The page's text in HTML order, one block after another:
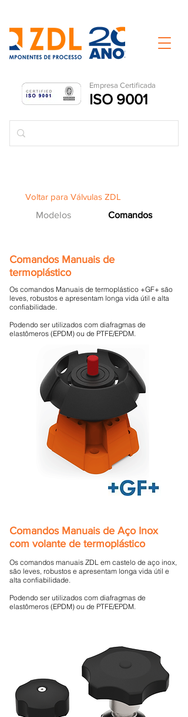
Empresa Certificada
ISO 9001
Voltar para Válvulas ZDL
Modelos
Comandos
Comandos Manuais de
termoplástico
Os comandos Manuais de termoplástico +GF+ são
leves, robustos e apresentam longa vida útil e alta
confiabilidade.
Podendo ser utilizados com diafragmas de
elastômeros (EPDM) ou de PTFE/EPDM.
Comandos Manuais de Aço Inox
com volante de termoplástico
Os comandos manuais ZDL em castelo de aço inox,
são leves, robustos e apresentam longa vida útil e
alta confiabilidade.
Podendo ser utilizados com diafragmas de
elastômeros (EPDM) ou de PTFE/EPDM.